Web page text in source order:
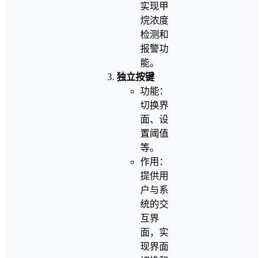
实现甲
烷浓度
检测和
报警功
能。
独立按键
功能：
切换界
面、设
置阈值
等。
作用：
提供用
户与系
统的交
互界
面，实
现界面